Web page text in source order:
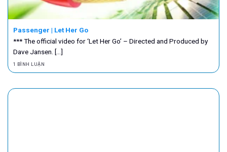
Passenger | Let Her Go
*** The official video for ‘Let Her Go’ – Directed and Produced by
Dave Jansen. [...]
1 BÌNH LUẬN